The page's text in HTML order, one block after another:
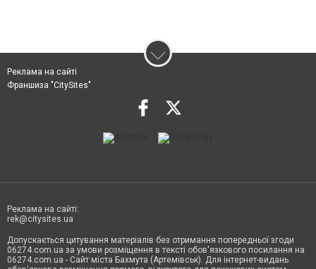
Реклама на сайті
Франшиза "CitySites"
Реклама на сайті:
rek@citysites.ua
Допускається цитування матеріалів без отримання попередньої згоди
06274.com.ua за умови розміщення в тексті обов'язкового посилання на
06274.com.ua - Сайт міста Бахмута (Артемівськ). Для інтернет-видань